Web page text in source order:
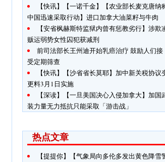
【快讯】【一诺千金】【农业部长麦克唐纳
中国迅速采取行动】进口加拿大油菜籽与牛肉
【安省枫赫斯特监狱内曾有惩教劣行】涉欺
贩运弱势女性囚犯获减刑
前司法部长王州迪开始乳癌治疗 鼓励人们接
受定期筛查
【快讯】【沙省省长莫耶】加中新关税协议
更料3月1日实施
【深读】【一旦美国决心入侵加拿大】加国
装力量无力抵抗只能采取「游击战」
热点文章
【提提你】【气象局向多伦多发出黄色降雪